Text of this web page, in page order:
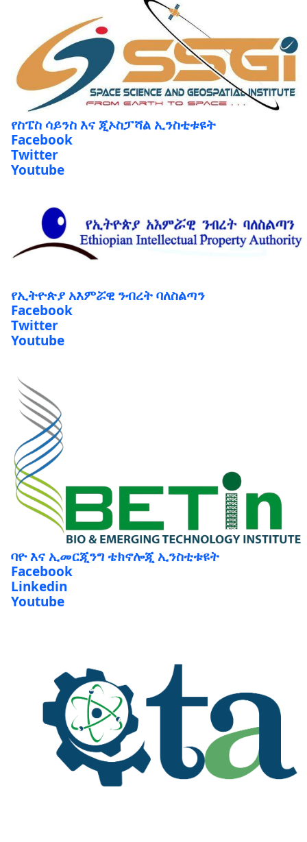
የስፔስ ሳይንስ እና ጂኦስፓሻል ኢንስቲቱዩት
Facebook
Twitter
Youtube
የኢትዮጵያ አእምሯዊ ንብረት ባለስልጣን
Facebook
Twitter
Youtube
ባዮ እና ኢመርጂንግ ቴክኖሎጂ ኢንስቲቱዩት
Facebook
Linkedin
Youtube